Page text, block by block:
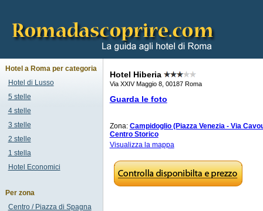
Hotel Hiberia
Via XXIV Maggio 8, 00187 Roma
Guarda le foto
Zona: Campidoglio (Piazza Venezia - Via
Centro Storico
Visualizza la mappa
Hotel a Roma per categoria
Hotel di Lusso
5 stelle
4 stelle
3 stelle
2 stelle
1 stella
Hotel Economici
Per zona
Centro / Piazza di Spagna